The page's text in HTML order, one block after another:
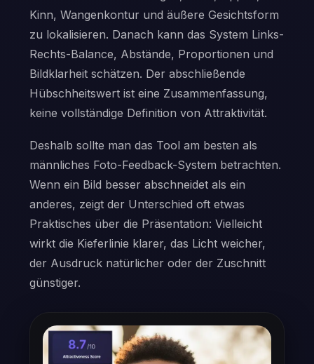
Kinn, Wangenkontur und äußere Gesichtsform
zu lokalisieren. Danach kann das System Links-
Rechts-Balance, Abstände, Proportionen und
Bildklarheit schätzen. Der abschließende
Hübschheitswert ist eine Zusammenfassung,
keine vollständige Definition von Attraktivität.
Deshalb sollte man das Tool am besten als
männliches Foto-Feedback-System betrachten.
Wenn ein Bild besser abschneidet als ein
anderes, zeigt der Unterschied oft etwas
Praktisches über die Präsentation: Vielleicht
wirkt die Kieferlinie klarer, das Licht weicher,
der Ausdruck natürlicher oder der Zuschnitt
günstiger.